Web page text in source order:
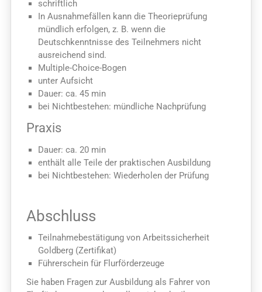
schriftlich
In Ausnahmefällen kann die Theorieprüfung
mündlich erfolgen, z. B. wenn die
Deutschkenntnisse des Teilnehmers nicht
ausreichend sind.
Multiple-Choice-Bogen
unter Aufsicht
Dauer: ca. 45 min
bei Nichtbestehen: mündliche Nachprüfung
Praxis
Dauer: ca. 20 min
enthält alle Teile der praktischen Ausbildung
bei Nichtbestehen: Wiederholen der Prüfung
Abschluss
Teilnahmebestätigung von Arbeitssicherheit
Goldberg (Zertifikat)
Führerschein für Flurförderzeuge
Sie haben Fragen zur Ausbildung als Fahrer von